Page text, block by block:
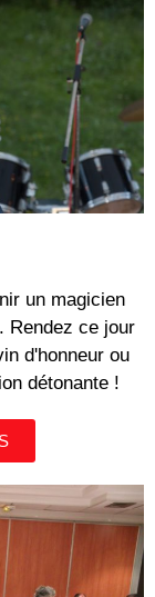
un magicien
Rendez ce jour
d'honneur ou
détonante !